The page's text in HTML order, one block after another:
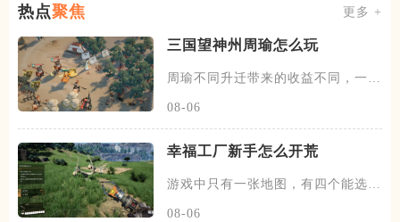
热点聚焦 更多 +
三国望神州周瑜怎么玩
周瑜不同升迁带来的收益不同，一
08-06
幸福工厂新手怎么开荒
游戏中只有一张地图，有四个能选择
08-06